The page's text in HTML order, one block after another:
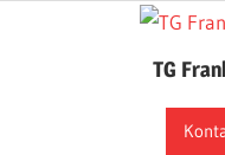
TG